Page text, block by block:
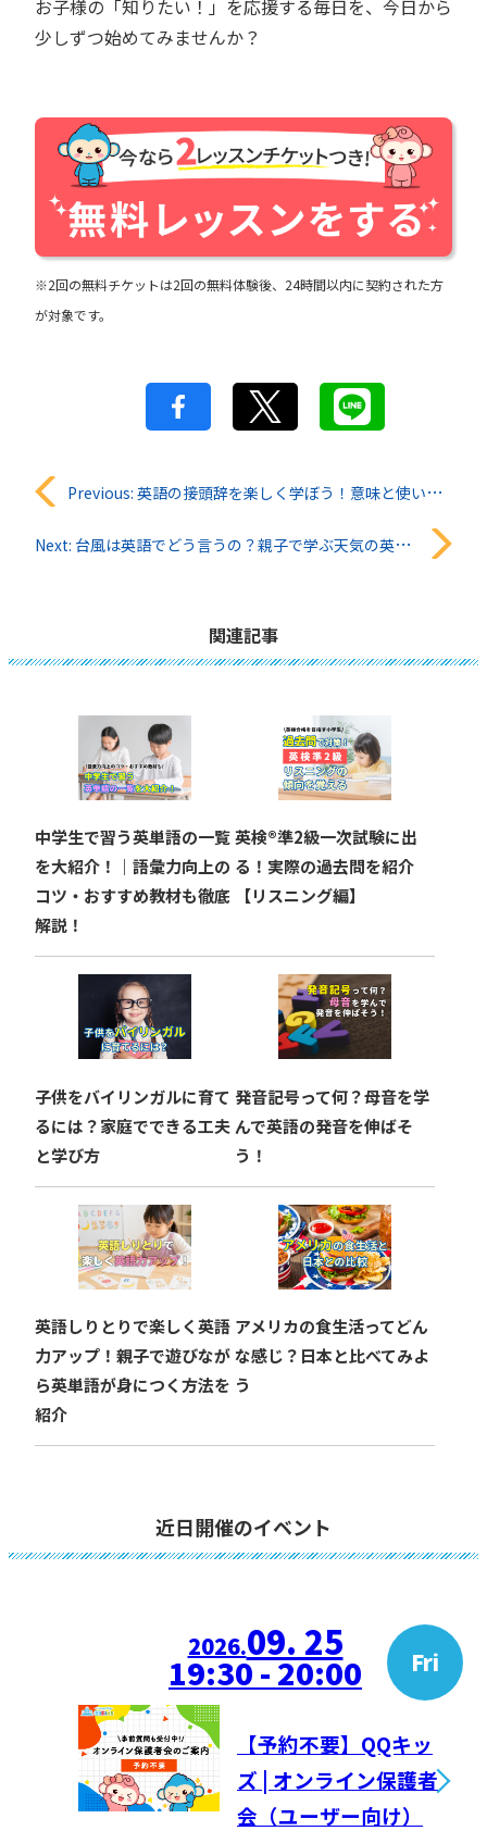
お子様の「知りたい！」を応援する毎日を、今日から
少しずつ始めてみませんか？
※2回の無料チケットは2回の無料体験後、24時間以内に契約された方
が対象です。
投
稿
ョ
ン
Previous: 英語の接頭辞を楽しく学ぼう！意味と使い方ガイド
Next: 台風は英語でどう言うの？親子で学ぶ天気の英語表現
関連記事
中学生で習う英単語の一覧
を大紹介！｜語彙力向上の
コツ・おすすめ教材も徹底
解説！
英検®︎準2級一次試験に出
る！実際の過去問を紹介
【リスニング編】
子供をバイリンガルに育て
るには？家庭でできる工夫
と学び方
発音記号って何？母音を学
んで英語の発音を伸ばそ
う！
英語しりとりで楽しく英語
力アップ！親子で遊びなが
ら英単語が身につく方法を
紹介
アメリカの食生活ってどん
な感じ？日本と比べてみよ
う
近日開催のイベント
2026.09. 25 Fri
19:30 - 20:00
【予約不要】QQキッ
ズ | オンライン保護者
会（ユーザー向け）